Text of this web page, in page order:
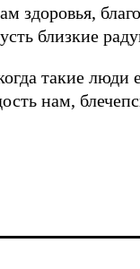
здоровья,
близкие
такие
нам,